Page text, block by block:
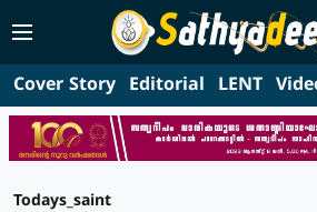
Cover Story Editorial LENT
Todays_saint